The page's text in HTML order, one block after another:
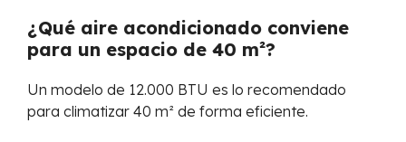
¿Qué aire acondicionado conviene
para un espacio de 40 m²?
Un modelo de 12.000 BTU es lo recomendado
para climatizar 40 m² de forma eficiente.